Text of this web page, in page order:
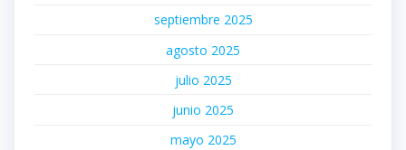
septiembre 2025
agosto 2025
julio 2025
junio 2025
mayo 2025